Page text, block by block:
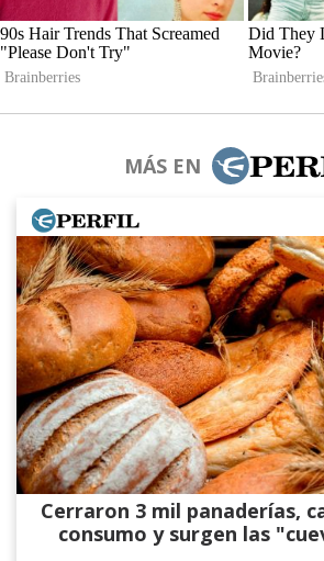
MÁS EN
Cerraron 3 mil panaderías,
consumo y surgen las